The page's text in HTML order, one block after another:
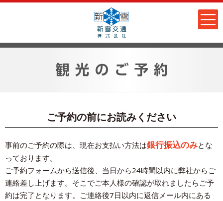
ご予約の前にお読みください
事前のご予約の際は、現在お支払い方法は銀行振込のみとな
っております。
ご予約フォームから送信後、当日から24時間以内に弊社からご
連絡差し上げます。そこでご本人様の確認が取れましたらご予
約は完了となります。ご連絡後7日以内に返信メール内にある